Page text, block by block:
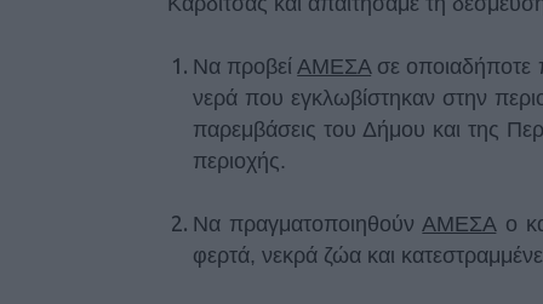
Να προβεί ΑΜΕΣΑ σε
νερά που εγκλωβίστηκαν στην
παρεμβάσεις του Δήμου και της
περιοχής.
Να πραγματοποιηθούν ΑΜΕΣΑ ο
φερτά, νεκρά ζώα και